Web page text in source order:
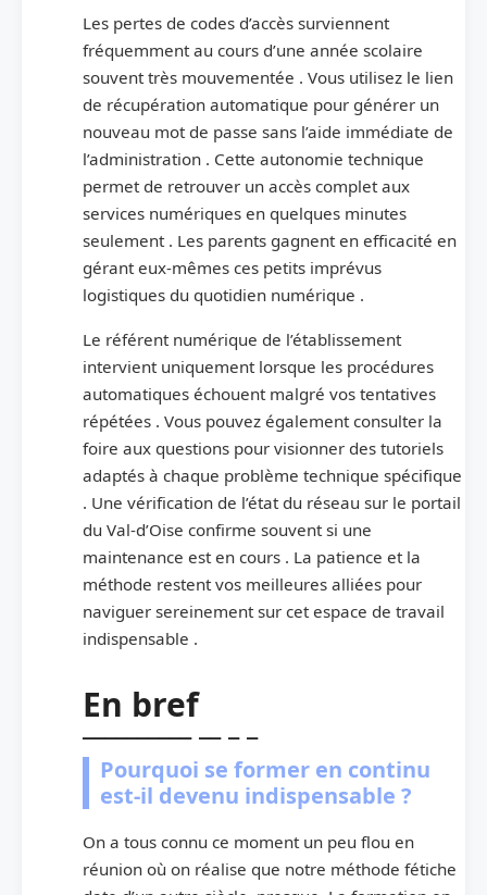
Les pertes de codes d’accès surviennent
fréquemment au cours d’une année scolaire
souvent très mouvementée . Vous utilisez le lien
de récupération automatique pour générer un
nouveau mot de passe sans l’aide immédiate de
l’administration . Cette autonomie technique
permet de retrouver un accès complet aux
services numériques en quelques minutes
seulement . Les parents gagnent en efficacité en
gérant eux-mêmes ces petits imprévus
logistiques du quotidien numérique .
Le référent numérique de l’établissement
intervient uniquement lorsque les procédures
automatiques échouent malgré vos tentatives
répétées . Vous pouvez également consulter la
foire aux questions pour visionner des tutoriels
adaptés à chaque problème technique spécifique
. Une vérification de l’état du réseau sur le portail
du Val-d’Oise confirme souvent si une
maintenance est en cours . La patience et la
méthode restent vos meilleures alliées pour
naviguer sereinement sur cet espace de travail
indispensable .
En bref
Pourquoi se former en continu
est-il devenu indispensable ?
On a tous connu ce moment un peu flou en
réunion où on réalise que notre méthode fétiche